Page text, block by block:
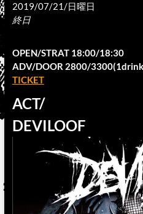
2019/07/21/日曜日
終日
OPEN/STRAT 18:00/18:30
ADV/DOOR 2800/
TICKET
ACT/
DEVILOOF